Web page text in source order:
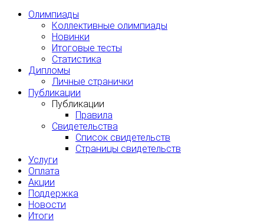
Олимпиады
Коллективные олимпиады
Новинки
Итоговые тесты
Статистика
Дипломы
Личные странички
Публикации
Публикации
Правила
Свидетельства
Список свидетельств
Страницы свидетельств
Услуги
Оплата
Акции
Поддержка
Новости
Итоги